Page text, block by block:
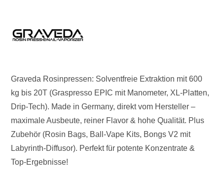
Graveda Rosinpressen: Solventfreie Extraktion mit 600
kg bis 20T (Graspresso EPIC mit Manometer, XL-Platten,
Drip-Tech). Made in Germany, direkt vom Hersteller –
maximale Ausbeute, reiner Flavor & hohe Qualität. Plus
Zubehör (Rosin Bags, Ball-Vape Kits, Bongs V2 mit
Labyrinth-Diffusor). Perfekt für potente Konzentrate &
Top-Ergebnisse!